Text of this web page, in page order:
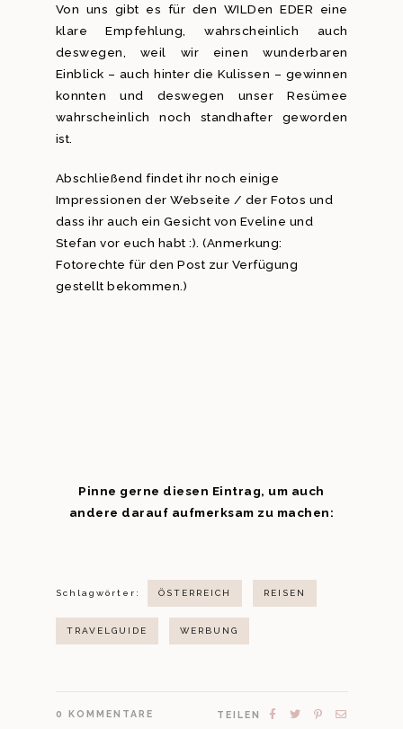
Von uns gibt es für den WILDen EDER eine
klare Empfehlung, wahrscheinlich auch
deswegen, weil wir einen wunderbaren
Einblick – auch hinter die Kulissen – gewinnen
konnten und deswegen unser Resümee
wahrscheinlich noch standhafter geworden
ist.
Abschließend findet ihr noch einige
Impressionen der Webseite / der Fotos und
dass ihr auch ein Gesicht von Eveline und
Stefan vor euch habt :). (Anmerkung:
Fotorechte für den Post zur Verfügung
gestellt bekommen.)
Pinne gerne diesen Eintrag, um auch
andere darauf aufmerksam zu machen:
Schlagwörter: ÖSTERREICH REISEN
TRAVELGUIDE WERBUNG
0 KOMMENTARE TEILEN